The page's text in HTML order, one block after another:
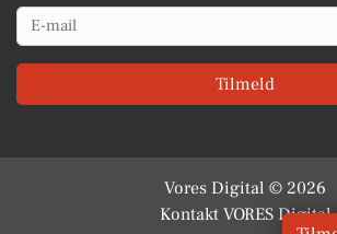
Email
Tilmeld
Vores Digital © 2026
Kontakt VORES Digital